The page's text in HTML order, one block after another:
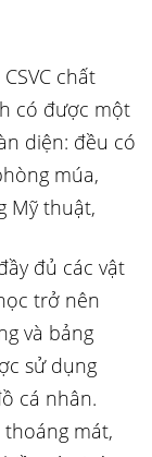
chất
có được một
diện: đều có
múa,
Mỹ thuật,
đủ các vật
trở nên
và bảng
sử dụng
cá nhân.
mát,